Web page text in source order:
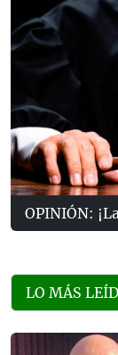
OPINIÓN:
LO MÁS